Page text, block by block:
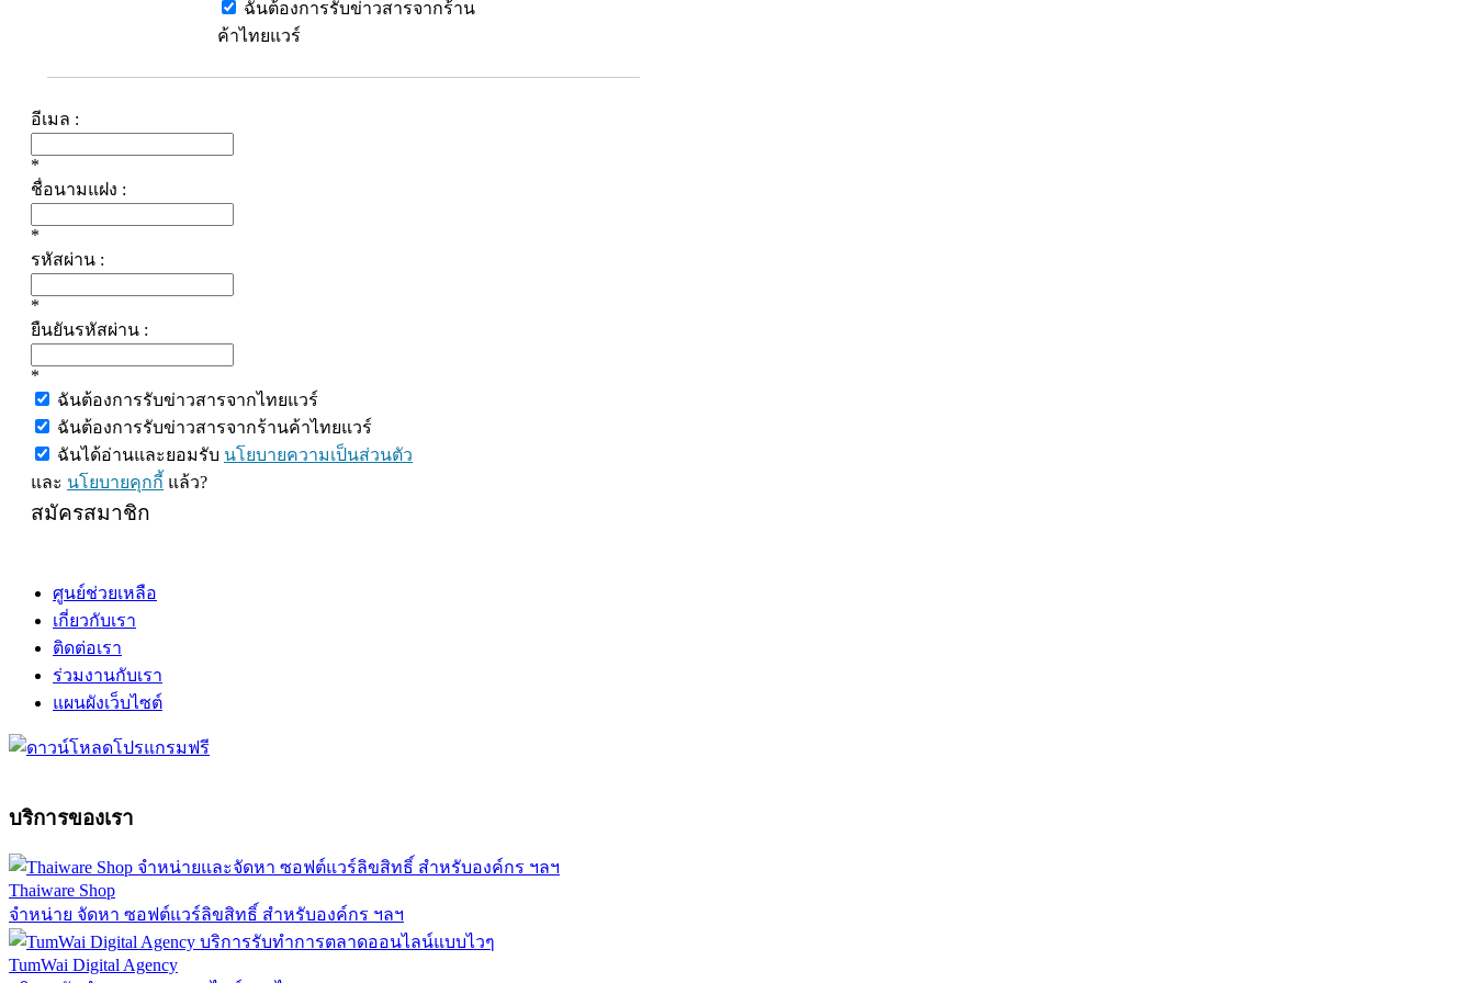
ฉันต้องการรับข่าวสารจากร้าน
ค้าไทยแวร์
อีเมล :
*
ชื่อนามแฝง :
*
รหัสผ่าน :
*
ยืนยันรหัสผ่าน :
*
ฉันต้องการรับข่าวสารจากไทยแวร์
ฉันต้องการรับข่าวสารจากร้านค้าไทยแวร์
ฉันได้อ่านและยอมรับ นโยบายความเป็นส่วนตัว
และ นโยบายคุกกี้ แล้ว?
สมัครสมาชิก
ศูนย์ช่วยเหลือ
เกี่ยวกับเรา
ติดต่อเรา
ร่วมงานกับเรา
แผนผังเว็บไซต์
บริการของเรา
Thaiware Shop
จำหน่าย จัดหา ซอฟต์แวร์ลิขสิทธิ์ สำหรับองค์กร ฯลฯ
TumWai Digital Agency